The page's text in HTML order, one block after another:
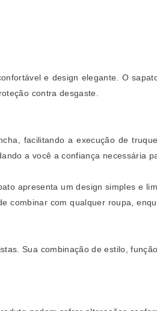
e design elegante. O
contra desgaste.
facilitando a execução de
a você a confiança necessária
apresenta um design simples e
combinar com qualquer roupa,
Sua combinação de estilo,